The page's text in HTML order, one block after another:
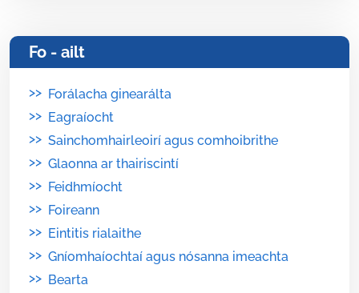
Fo - ailt
>> Forálacha ginearálta
>> Eagraíocht
>> Sainchomhairleoirí agus comhoibrithe
>> Glaonna ar thairiscintí
>> Feidhmíocht
>> Foireann
>> Eintitis rialaithe
>> Gníomhaíochtaí agus nósanna imeachta
>> Bearta